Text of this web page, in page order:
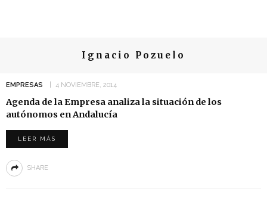
Ignacio Pozuelo
EMPRESAS 4 NOVIEMBRE, 2014
Agenda de la Empresa analiza la situación de los
autónomos en Andalucía
LEER MÁS
SHARE